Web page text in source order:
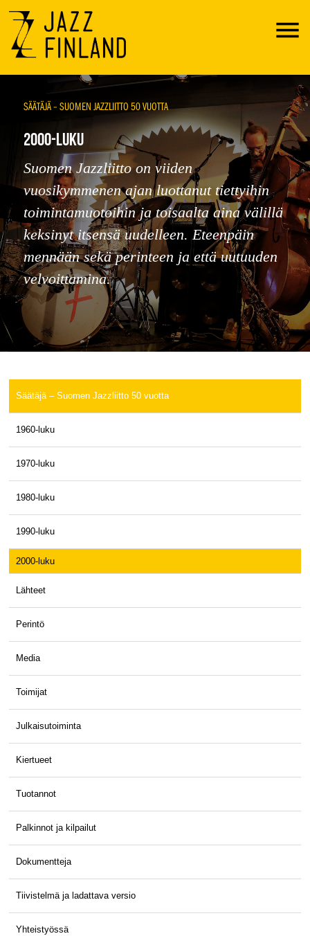
Menu
SÄÄTÄJÄ – SUOMEN JAZZLIITTO 50 VUOTTA
2000-LUKU
Suomen Jazzliitto on viiden
vuosikymmenen ajan luottanut tiettyihin
toimintamuotoihin ja toisaalta aina välillä
keksinyt itsensä uudelleen. Eteenpäin
mennään sekä perinteen ja että uutuuden
velvoittamina.
Säätäjä – Suomen Jazzliitto 50 vuotta
1960-luku
1970-luku
1980-luku
1990-luku
2000-luku
Lähteet
Perintö
Media
Toimijat
Julkaisutoiminta
Kiertueet
Tuotannot
Palkinnot ja kilpailut
Dokumentteja
Tiivistelmä ja ladattava versio
Yhteistyössä